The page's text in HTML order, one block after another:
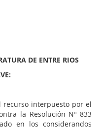
DE ENTRE RIOS
recurso interpuesto por el
la Resolución Nº 833
en los considerandos